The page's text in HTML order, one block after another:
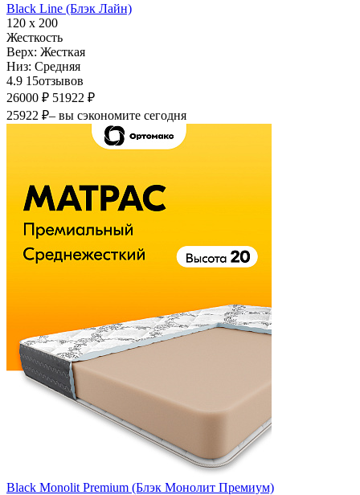
Black Line (Блэк Лайн)
120 х 200
Жесткость
Верх: Жесткая
Низ: Средняя
4.9 15отзывов
26000 ₽ 51922 ₽
25922 ₽– вы сэкономите сегодня
Black Monolit Premium (Блэк Монолит Премиум)